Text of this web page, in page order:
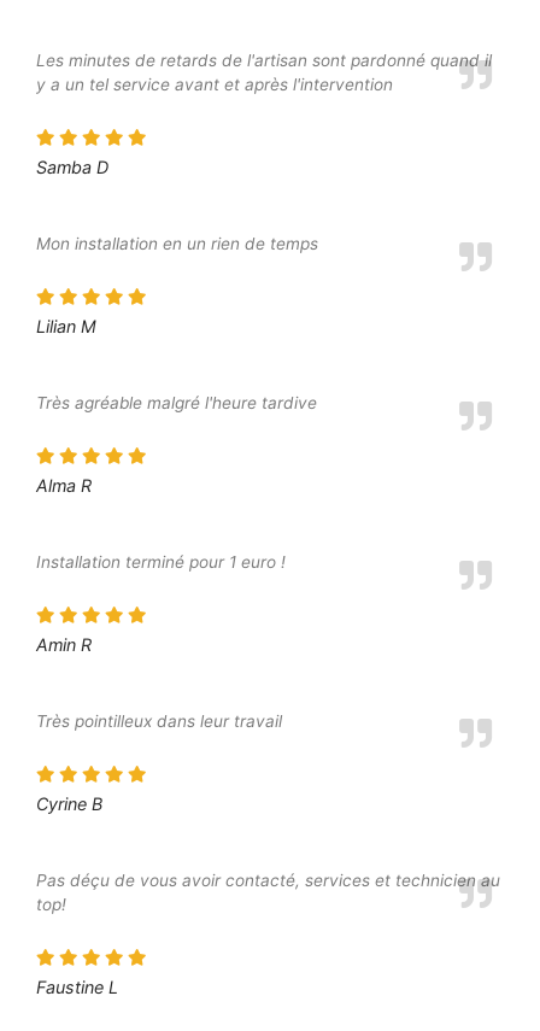
Les minutes de retards de l'artisan sont pardonné quand il
y a un tel service avant et après l'intervention
Samba D
Mon installation en un rien de temps
Lilian M
Très agréable malgré l'heure tardive
Alma R
Installation terminé pour 1 euro !
Amin R
Très pointilleux dans leur travail
Cyrine B
Pas déçu de vous avoir contacté, services et technicien au
top!
Faustine L